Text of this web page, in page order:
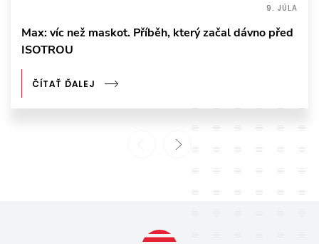
9. JÚLA
Max: víc než maskot. Příběh, který začal dávno před
ISOTROU
ČÍTAŤ ĎALEJ